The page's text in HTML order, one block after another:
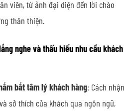
viên, từ ảnh đại diện đến lời chào
thân thiện.
nghe và thấu hiểu nhu cầu khách
bắt tâm lý khách hàng: Cách nhận
sở thích của khách qua ngôn ngữ,